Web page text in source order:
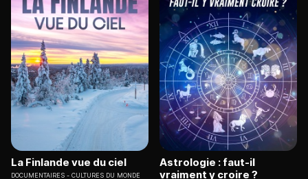
La Finlande vue du ciel
DOCUMENTAIRES CULTURES DU MONDE
Astrologie : faut-il
vraiment y croire ?